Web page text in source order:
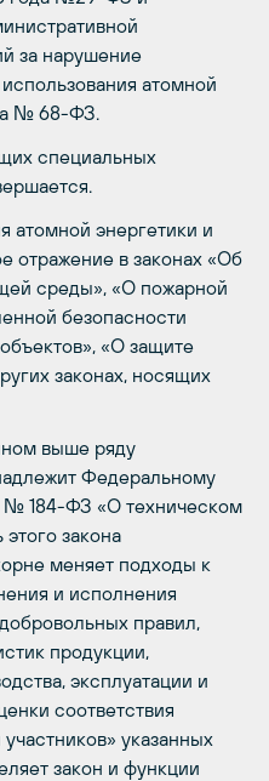
за нарушение
атомной
№ 68-ФЗ.
специальных
атомной энергетики и
отражение в законах «Об
среды», «О пожарной
безопасности
«О защите
законах, носящих
выше ряду
Федеральному
№ 184-ФЗ «О техническом
закона
меняет подходы к
и исполнения
правил,
продукции,
эксплуатации и
соответствия
указанных
закон и функции